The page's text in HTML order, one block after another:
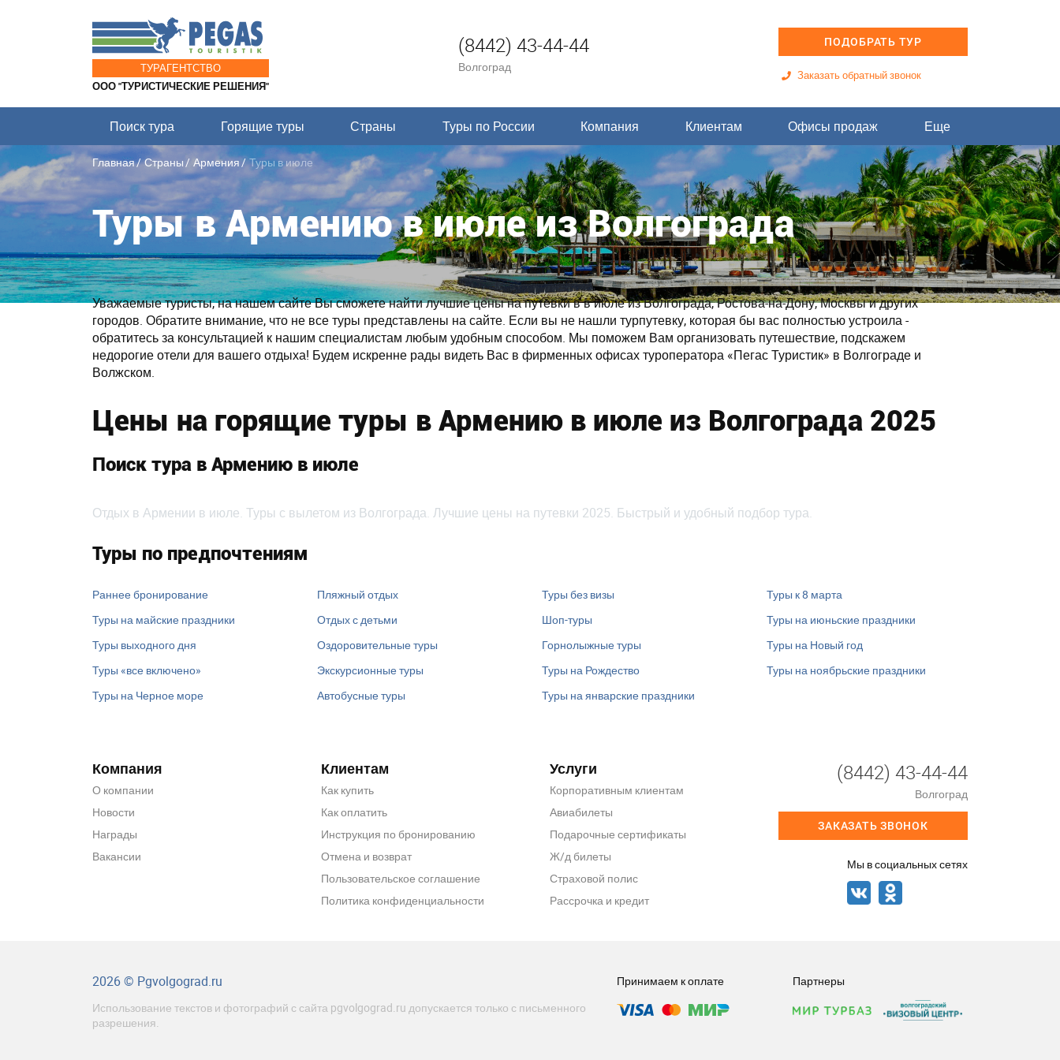
ТУРАГЕНТСТВО
ООО "ТУРИСТИЧЕСКИЕ РЕШЕНИЯ"
(8442) 43-44-44
Волгоград
ПОДОБРАТЬ ТУР
Заказать обратный звонок
Поиск тура Горящие туры Страны Туры по России Компания Клиентам Офисы продаж Еще
Главная Страны Армения Туры в июле
Туры в Армению в июле из Волгограда
Уважаемые туристы, на нашем сайте Вы сможете найти лучшие цены на путевки в в июле из Волгограда, Ростова-на-Дону, Москвы и других
городов. Обратите внимание, что не все туры представлены на сайте. Если вы не нашли турпутевку, которая бы вас полностью устроила -
обратитесь за консультацией к нашим специалистам любым удобным способом. Мы поможем Вам организовать путешествие, подскажем
недорогие отели для вашего отдыха! Будем искренне рады видеть Вас в фирменных офисах туроператора «Пегас Туристик» в Волгограде и
Волжском.
Цены на горящие туры в Армению в июле из Волгограда 2025
Поиск тура в Армению в июле
Отдых в Армении в июле. Туры с вылетом из Волгограда. Лучшие цены на путевки 2025. Быстрый и удобный подбор тура.
Туры по предпочтениям
Раннее бронирование
Туры на майские праздники
Туры выходного дня
Туры «все включено»
Туры на Черное море
Пляжный отдых
Отдых с детьми
Оздоровительные туры
Экскурсионные туры
Автобусные туры
Туры без визы
Шоп-туры
Горнолыжные туры
Туры на Рождество
Туры на январские праздники
Туры к 8 марта
Туры на июньские праздники
Туры на Новый год
Туры на ноябрьские праздники
Компания
О компании
Новости
Награды
Вакансии
Клиентам
Как купить
Как оплатить
Инструкция по бронированию
Отмена и возврат
Пользовательское соглашение
Политика конфиденциальности
Услуги
Корпоративным клиентам
Авиабилеты
Подарочные сертификаты
Ж/д билеты
Страховой полис
Рассрочка и кредит
(8442) 43-44-44
Волгоград
ЗАКАЗАТЬ ЗВОНОК
Мы в социальных сетях
2026 © Pgvolgograd.ru
Использование текстов и фотографий с сайта pgvolgograd.ru допускается только с письменного
разрешения.
Принимаем к оплате Партнеры